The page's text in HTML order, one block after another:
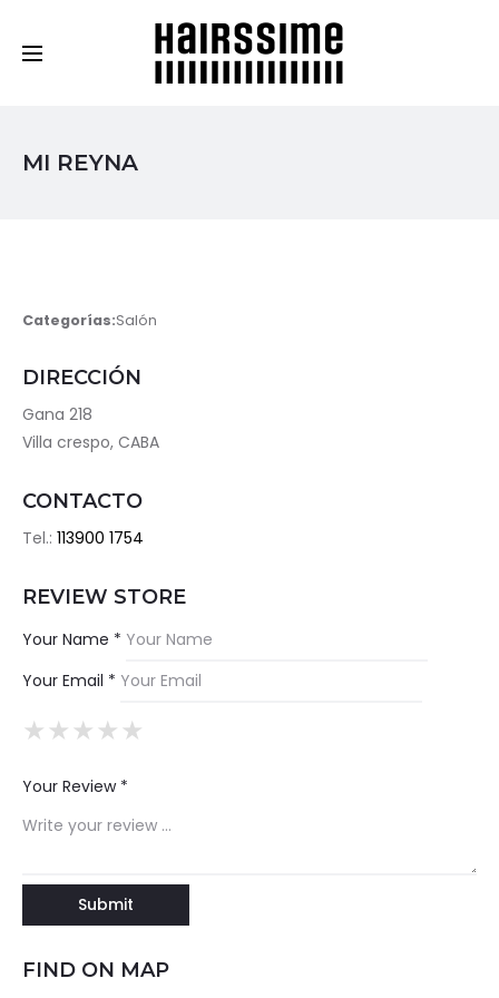
MI REYNA
Categorías:Salón
DIRECCIÓN
Gana 218
Villa crespo, CABA
CONTACTO
Tel.: 113900 1754
REVIEW STORE
Your Name *
Your Email *
★
★★
★★★
★★★★
★★★★★
Your Review *
FIND ON MAP